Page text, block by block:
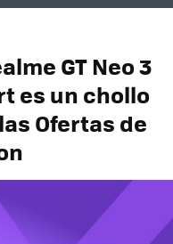
GT Neo 3
es un chollo
Ofertas de